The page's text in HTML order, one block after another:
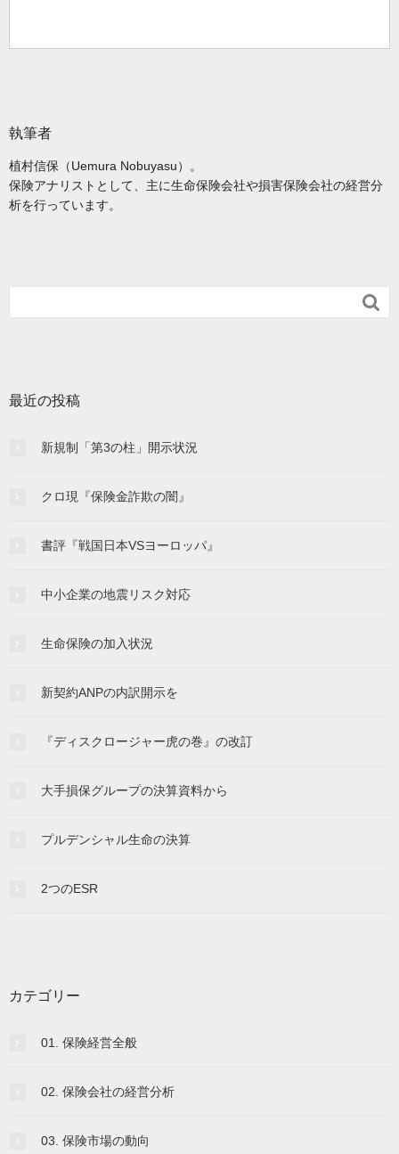
執筆者
植村信保（Uemura Nobuyasu）。
保険アナリストとして、主に生命保険会社や損害保険会社の経営分
析を行っています。

最近の投稿
新規制「第3の柱」開示状況
クロ現『保険金詐欺の闇』
書評『戦国日本VSヨーロッパ』
中小企業の地震リスク対応
生命保険の加入状況
新契約ANPの内訳開示を
『ディスクロージャー虎の巻』の改訂
大手損保グループの決算資料から
プルデンシャル生命の決算
2つのESR
カテゴリー
01. 保険経営全般
02. 保険会社の経営分析
03. 保険市場の動向